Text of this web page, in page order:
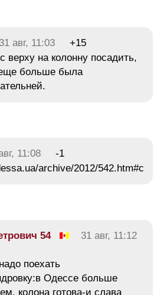
31 авг, 11:03
+15
верху на колонну посадить,
больше была
11:08
-1
archive/2012/542.htm#c
54
31 авг, 11:12
поехать
Одессе больше
колона готова-и слава